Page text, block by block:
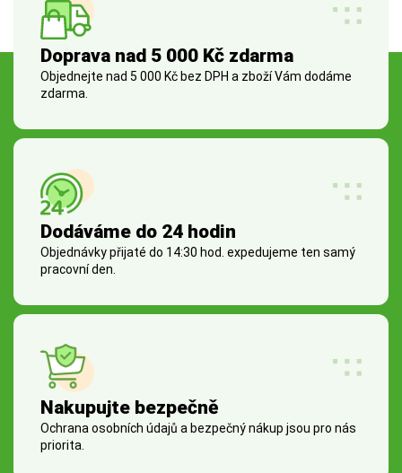
Doprava nad 5 000 Kč zdarma
Objednejte nad 5 000 Kč bez DPH a zboží Vám dodáme
zdarma.
Dodáváme do 24 hodin
Objednávky přijaté do 14:30 hod. expedujeme ten samý
pracovní den.
Nakupujte bezpečně
Ochrana osobních údajů a bezpečný nákup jsou pro nás
priorita.